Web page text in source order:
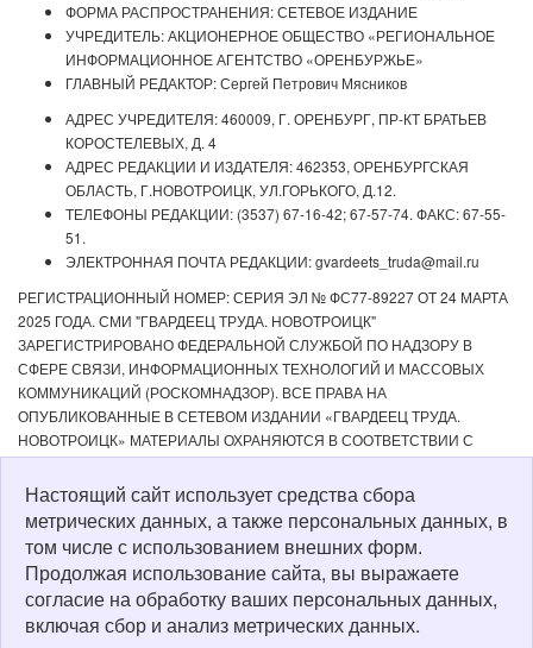
ФОРМА РАСПРОСТРАНЕНИЯ: СЕТЕВОЕ ИЗДАНИЕ
УЧРЕДИТЕЛЬ: АКЦИОНЕРНОЕ ОБЩЕСТВО «РЕГИОНАЛЬНОЕ
ИНФОРМАЦИОННОЕ АГЕНТСТВО «ОРЕНБУРЖЬЕ»
ГЛАВНЫЙ РЕДАКТОР: Сергей Петрович Мясников
АДРЕС УЧРЕДИТЕЛЯ: 460009, Г. ОРЕНБУРГ, ПР-КТ БРАТЬЕВ
КОРОСТЕЛЕВЫХ, Д. 4
АДРЕС РЕДАКЦИИ И ИЗДАТЕЛЯ: 462353, ОРЕНБУРГСКАЯ
ОБЛАСТЬ, Г.НОВОТРОИЦК, УЛ.ГОРЬКОГО, Д.12.
ТЕЛЕФОНЫ РЕДАКЦИИ: (3537) 67-16-42; 67-57-74. ФАКС: 67-55-
51.
ЭЛЕКТРОННАЯ ПОЧТА РЕДАКЦИИ: gvardeets_truda@mail.ru
РЕГИСТРАЦИОННЫЙ НОМЕР: СЕРИЯ ЭЛ № ФС77-89227 ОТ 24 МАРТА
2025 ГОДА. СМИ "ГВАРДЕЕЦ ТРУДА. НОВОТРОИЦК"
ЗАРЕГИСТРИРОВАНО ФЕДЕРАЛЬНОЙ СЛУЖБОЙ ПО НАДЗОРУ В
СФЕРЕ СВЯЗИ, ИНФОРМАЦИОННЫХ ТЕХНОЛОГИЙ И МАССОВЫХ
КОММУНИКАЦИЙ (РОСКОМНАДЗОР). ВСЕ ПРАВА НА
ОПУБЛИКОВАННЫЕ В СЕТЕВОМ ИЗДАНИИ «ГВАРДЕЕЦ ТРУДА.
НОВОТРОИЦК» МАТЕРИАЛЫ ОХРАНЯЮТСЯ В СООТВЕТСТВИИ С
ЗАКОНОДАТЕЛЬСТВОМ РФ. ЛЮБОЕ ИСПОЛЬЗОВАНИЕ МАТЕРИАЛОВ
ДОПУСКАЕТСЯ ТОЛЬКО ПО СОГЛАСОВАНИЮ С РЕДАКЦИЕЙ С
ОБЯЗАТЕЛЬНОЙ АКТИВНОЙ ССЫЛКОЙ НА ИСТОЧНИК. РЕДАКЦИЯ НЕ
НЕСЕТ ОТВЕТСТВЕННОСТИ ЗА ДОСТОВЕРНОСТЬ РЕКЛАМНЫХ
МАТЕРИАЛОВ, РАЗМЕЩЕННЫХ В СЕТЕВОМ ИЗДАНИИ «ГВАРДЕЕЦ
ТРУДА. НОВОТРОИЦК», А ТАКЖЕ ЗА СОДЕРЖАНИЕ ВЕБ-САЙТОВ, НА
КОТОРЫЕ ДАНЫ ГИПЕРССЫЛКИ. ДЛЯ ДЕТЕЙ СТАРШЕ 16 ЛЕТ.
Политика о персональных данных
Настоящий сайт использует средства сбора
метрических данных, а также персональных данных, в
том числе с использованием внешних форм.
Продолжая использование сайта, вы выражаете
согласие на обработку ваших персональных данных,
включая сбор и анализ метрических данных.